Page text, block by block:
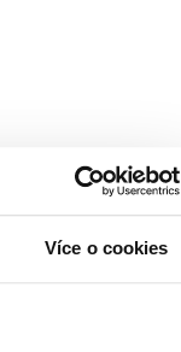
Více o cookies